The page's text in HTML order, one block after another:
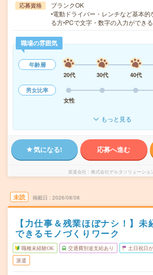
応募資格
ブランクOK
•電動ドライバー・レンチなど基本
る方•PCで文字・数字の入力ができ
職場の雰囲気
年齢層
20代
30代 40代
男女比率
女性
もっと見る
気になる! 応募へ進む
派遣会社 株式会社デルタソリューショ
未読 掲載日 2026/08/08
【力仕事＆残業ほぼナシ！】未
できるモノづくりワーク
職種未経験OK 交通費別途支給あり 土日祝日
派遣